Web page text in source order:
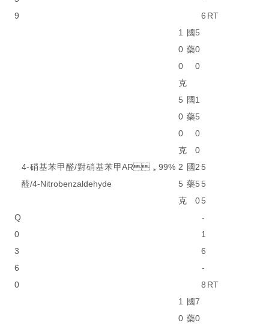
9
6 RT
1
0
0
克
國
藥
5
0
0
5
0
0
克
國
藥
1
5
0
0
Q
0
3
6
0
4-硝基苯甲醛/對硝基苯甲
醛/4-Nitrobenzaldehyde
AR，99% 2
5
克
國
藥
2
5
0
5
5
5
-
1
6
-
8 RT
1
0
國
藥
7
0